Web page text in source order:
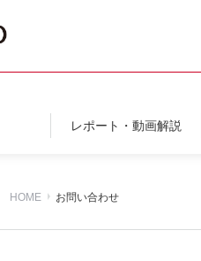
レポート・動画解説
HOME お問い合わせ